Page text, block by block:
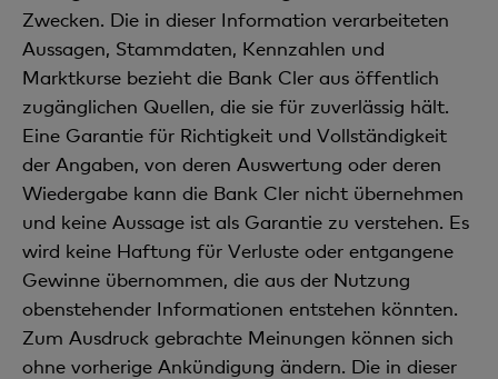
Zwecken. Die in dieser Information verarbeiteten
Aussagen, Stammdaten, Kennzahlen und
Marktkurse bezieht die Bank Cler aus öffentlich
zugänglichen Quellen, die sie für zuverlässig hält.
Eine Garantie für Richtigkeit und Vollständigkeit
der Angaben, von deren Auswertung oder deren
Wiedergabe kann die Bank Cler nicht übernehmen
und keine Aussage ist als Garantie zu verstehen. Es
wird keine Haftung für Verluste oder entgangene
Gewinne übernommen, die aus der Nutzung
obenstehender Informationen entstehen könnten.
Zum Ausdruck gebrachte Meinungen können sich
ohne vorherige Ankündigung ändern. Die in dieser